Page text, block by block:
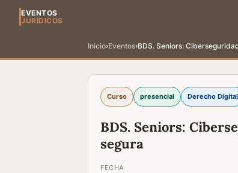
EVENTOS
JURÍDICOS
Inicio›Eventos›BDS. Seniors:
Curso presencial Derecho Digital
BDS. Seniors:
segura
FECHA